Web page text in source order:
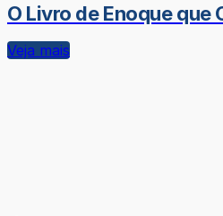
O Livro de Enoque que
Veja mais